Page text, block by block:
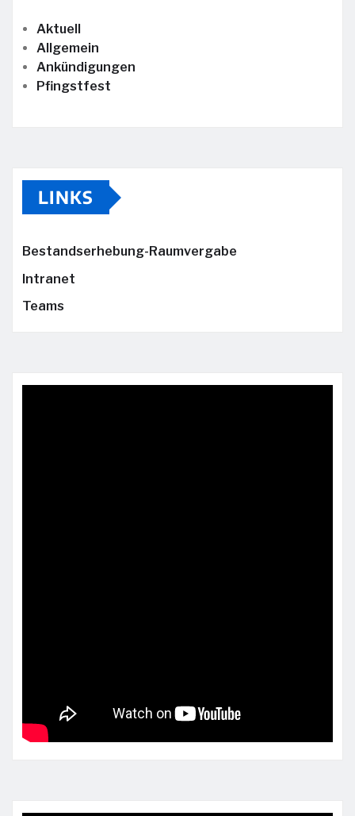
Aktuell
Allgemein
Ankündigungen
Pfingstfest
LINKS
Bestandserhebung-Raumvergabe
Intranet
Teams